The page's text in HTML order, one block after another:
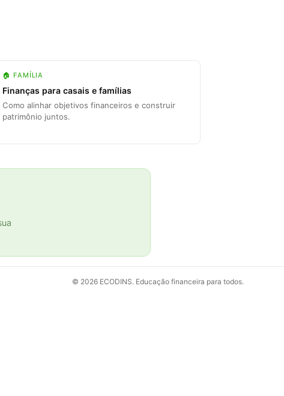
🏠 FAMÍLIA
Finanças para casais e famílias
Como alinhar objetivos financeiros e construir
patrimônio juntos.
© 2026 ECODINS. Educação financeira para todos.